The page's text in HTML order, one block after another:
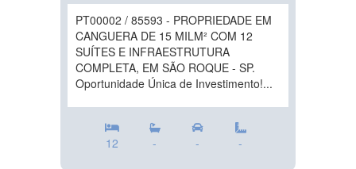
PT00002 / 85593 - PROPRIEDADE EM
CANGUERA DE 15 MILM² COM 12
SUÍTES E INFRAESTRUTURA
COMPLETA, EM SÃO ROQUE - SP.
Oportunidade Única de Investimento!...
12 - - -